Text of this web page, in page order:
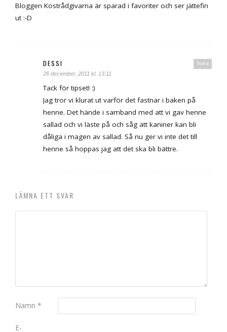
Bloggen Kostrådgivarna är sparad i favoriter och ser jättefin
ut :-D
Svara
DESSI
26 december, 2011 kl. 13:11
Tack för tipset! :)
Jag tror vi klurat ut varför det fastnar i baken på
henne. Det hände i samband med att vi gav henne
sallad och vi läste på och såg att kaniner kan bli
dåliga i magen av sallad. Så nu ger vi inte det till
henne så hoppas jag att det ska bli bättre.
LÄMNA ETT SVAR
Namn *
E-